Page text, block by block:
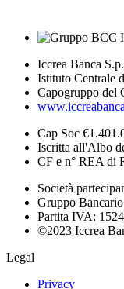
Iccrea Banca
Istituto Centrale
Capogruppo del
Cap Soc
Iscritta all'Albo
CF e n° REA di
Società
Gruppo
Partita IVA:
©2023 Iccrea
Legal
Privacy